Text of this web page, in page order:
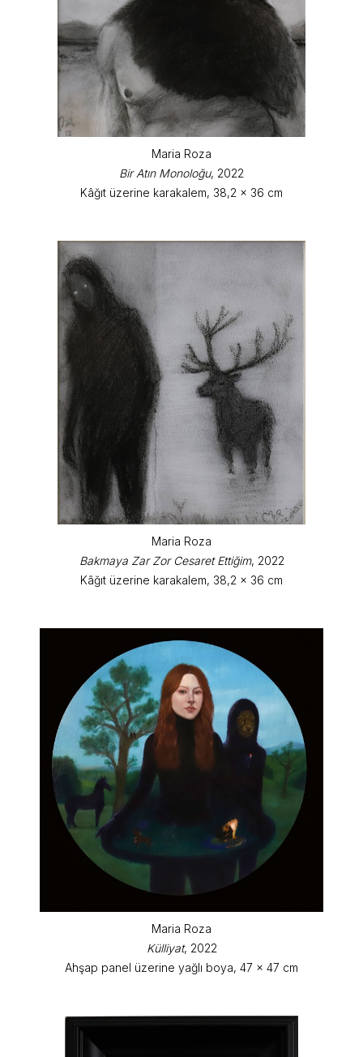
Maria Roza
Bir Atın Monoloğu, 2022
Kâğıt üzerine karakalem, 38,2 x 36 cm
Maria Roza
Bakmaya Zar Zor Cesaret Ettiğim, 2022
Kâğıt üzerine karakalem, 38,2 x 36 cm
Maria Roza
Külliyat, 2022
Ahşap panel üzerine yağlı boya, 47 x 47 cm